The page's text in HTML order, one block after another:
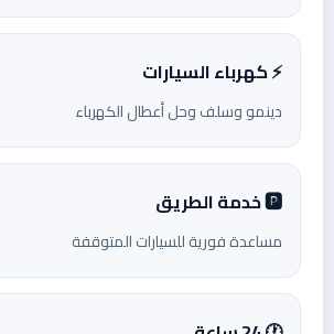
⚡ كهرباء السيارات
دينمو وسلف وحل أعطال الكهرباء
🅿️ خدمة الطريق
مساعدة فورية للسيارات المتوقفة